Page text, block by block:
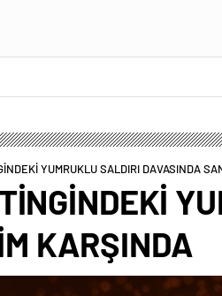
YUMRUKLU SALDIRI DAVASINDA
KARŞINDA